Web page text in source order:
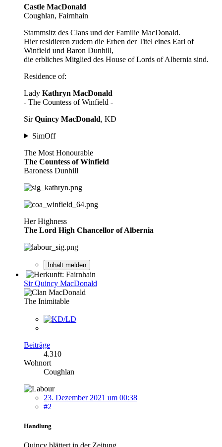
Castle MacDonald
Coughlan, Fairnhain
Stammsitz des Clans und der Familie MacDonald.
Hier residieren zudem die Erben der Titel eines Earl of
Winfield und Baron Dunhill,
die erbliches Mitglied des House of Lords of Albernia sind.
Residence of:
Lady Kathryn MacDonald
- The Countess of Winfield -
SirQuincy MacDonald, KD
SimOff
The Most Honourable
The Countess of Winfield
Baroness Dunhill
Her Highness
The Lord High Chancellor of Albernia
Inhalt melden
Sir Quincy MacDonald
The Inimitable
Beiträge
4.310
Wohnort
Coughlan
23. Dezember 2021 um 00:38
#2
Handlung